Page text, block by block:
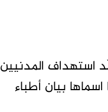
استهداف المدنيين
بيان أطباء